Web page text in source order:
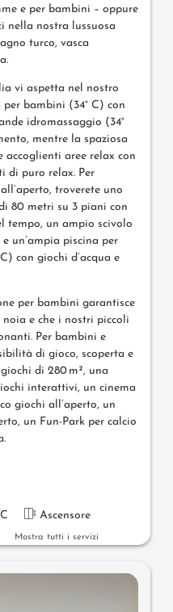
e per bambini – oppure
nella nostra lussuosa
turco, vasca
vi aspetta nel nostro
bambini (34° C) con
idromassaggio (34°
mentre la spaziosa
accoglienti aree relax con
di puro relax. Per
troverete uno
80 metri su 3 piani con
tempo, un ampio scivolo
un’ampia piscina per
con giochi d’acqua e
per bambini garantisce
e che i nostri piccoli
Per bambini e
di gioco, scoperta e
di 280 m², una
interattivi, un cinema
giochi all’aperto, un
un Fun-Park per calcio
Ascensore
Mostra tutti i servizi